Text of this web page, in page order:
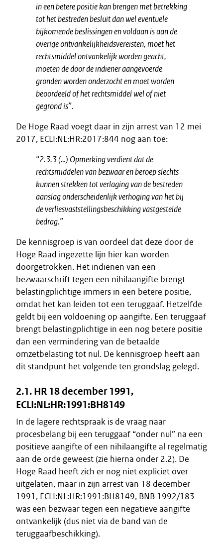
in een betere positie kan brengen met betrekking
tot het bestreden besluit dan wel eventuele
bijkomende beslissingen en voldaan is aan de
overige ontvankelijkheidsvereisten, moet het
rechtsmiddel ontvankelijk worden geacht,
moeten de door de indiener aangevoerde
gronden worden onderzocht en moet worden
beoordeeld of het rechtsmiddel wel of niet
gegrond is”.
De Hoge Raad voegt daar in zijn arrest van 12 mei
2017, ECLI:NL:HR:2017:844 nog aan toe:
“2.3.3 (…) Opmerking verdient dat de
rechtsmiddelen van bezwaar en beroep slechts
kunnen strekken tot verlaging van de bestreden
aanslag onderscheidenlijk verhoging van het bij
de verliesvaststellingsbeschikking vastgestelde
bedrag.”
De kennisgroep is van oordeel dat deze door de
Hoge Raad ingezette lijn hier kan worden
doorgetrokken. Het indienen van een
bezwaarschrift tegen een nihilaangifte brengt
belastingplichtige immers in een betere positie,
omdat het kan leiden tot een teruggaaf. Hetzelfde
geldt bij een voldoening op aangifte. Een teruggaaf
brengt belastingplichtige in een nog betere positie
dan een vermindering van de betaalde
omzetbelasting tot nul. De kennisgroep heeft aan
dit standpunt het volgende ten grondslag gelegd.
2.1. HR 18 december 1991,
ECLI:NL:HR:1991:BH8149
In de lagere rechtspraak is de vraag naar
procesbelang bij een teruggaaf “onder nul” na een
positieve aangifte of een nihilaangifte al regelmatig
aan de orde geweest (zie hierna onder 2.2). De
Hoge Raad heeft zich er nog niet expliciet over
uitgelaten, maar in zijn arrest van 18 december
1991, ECLI:NL:HR:1991:BH8149, BNB 1992/183
was een bezwaar tegen een negatieve aangifte
ontvankelijk (dus niet via de band van de
teruggaafbeschikking).